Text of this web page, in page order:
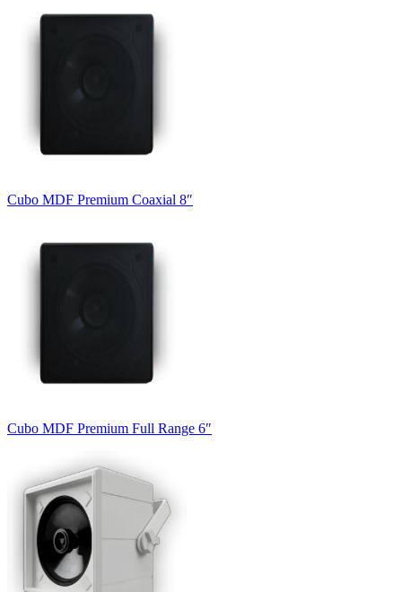
Cubo MDF Premium Coaxial 8″
Cubo MDF Premium Full Range 6″